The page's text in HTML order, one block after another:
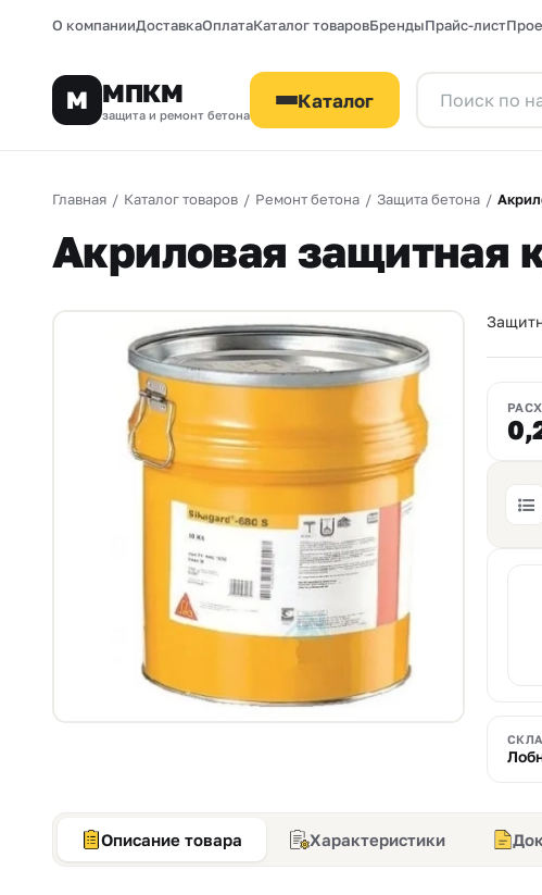
О компанииДоставкаОплатаКаталог товаровБрендыПрайс-лист
М МПКМ
защита и ремонт бетона
Каталог
Главная / Каталог товаров / Ремонт бетона / Защита бетона /
Акриловая защитная
Описание товара Характеристики